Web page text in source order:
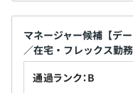
マネージャー候補【デ
／在宅・フレックス勤
通過ランク：B